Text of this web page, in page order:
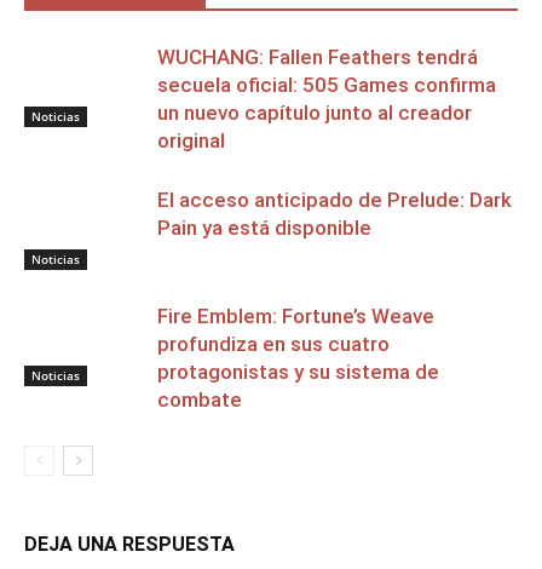
Noticias
WUCHANG: Fallen Feathers tendrá
secuela oficial: 505 Games confirma
un nuevo capítulo junto al creador
original
Noticias
El acceso anticipado de Prelude: Dark
Pain ya está disponible
Noticias
Fire Emblem: Fortune’s Weave
profundiza en sus cuatro
protagonistas y su sistema de
combate
DEJA UNA RESPUESTA